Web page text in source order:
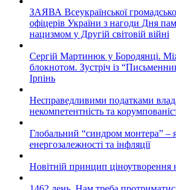
ЗАЯВА Всеукраїнської
офіцерів України з нагоди Дня
нацизмом у Другій світовій війні
Сергій Мартинюк у Бородянці.
блокнотом. Зустріч із
Ірпінь
Несправедливими податками
некомпетентність та
Глобальний “синдром монтера” –
енергозалежності та інфляції
Новітній принцип ціноутворення